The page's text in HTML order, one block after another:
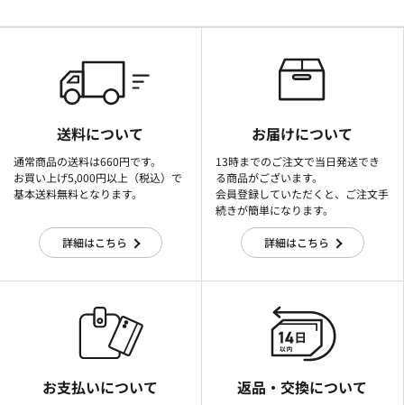
送料について
通常商品の送料は660円です。
お買い上げ5,000円以上（税込）で
基本送料無料となります。
詳細はこちら
お届けについて
13時までのご注文で当日発送でき
る商品がございます。
会員登録していただくと、ご注文手
続きが簡単になります。
詳細はこちら
お支払いについて 返品・交換について